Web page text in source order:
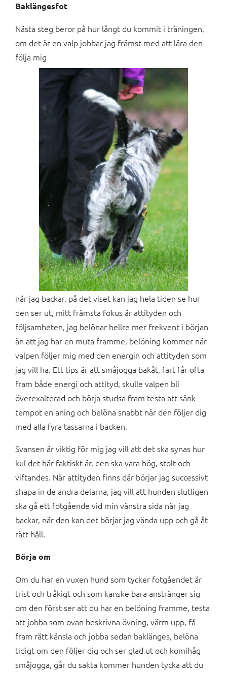
Baklängesfot
Nästa steg beror på hur långt du kommit i träningen,
om det är en valp jobbar jag främst med att lära den
följa mig
när jag backar, på det viset kan jag hela tiden se hur
den ser ut, mitt främsta fokus är attityden och
följsamheten, jag belönar hellre mer frekvent i början
än att jag har en muta framme, belöning kommer när
valpen följer mig med den energin och attityden som
jag vill ha. Ett tips är att småjogga bakåt, fart får ofta
fram både energi och attityd, skulle valpen bli
överexalterad och börja studsa fram testa att sänk
tempot en aning och belöna snabbt när den följer dig
med alla fyra tassarna i backen.
Svansen är viktig för mig jag vill att det ska synas hur
kul det här faktiskt är, den ska vara hög, stolt och
viftandes. När attityden finns där börjar jag successivt
shapa in de andra delarna, jag vill att hunden slutligen
ska gå ett fotgående vid min vänstra sida när jag
backar, när den kan det börjar jag vända upp och gå åt
rätt håll.
Börja om
Om du har en vuxen hund som tycker fotgåendet är
trist och tråkigt och som kanske bara anstränger sig
om den först ser att du har en belöning framme, testa
att jobba som ovan beskrivna övning, värm upp, få
fram rätt känsla och jobba sedan baklänges, belöna
tidigt om den följer dig och ser glad ut och komihåg
småjogga, går du sakta kommer hunden tycka att du